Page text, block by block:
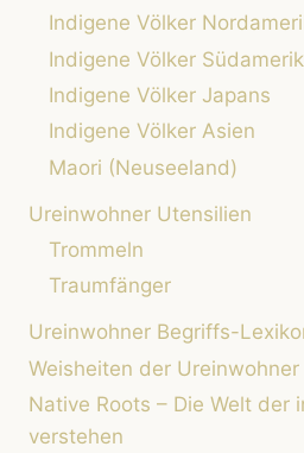
Indigene Völker
Indigene Völker
Indigene Völker Japans
Indigene Völker Asien
Maori (Neuseeland)
Ureinwohner Utensilien
Trommeln
Traumfänger
Ureinwohner Begriffs-
Weisheiten der Ureinwohner
Native Roots – Die Welt der
verstehen